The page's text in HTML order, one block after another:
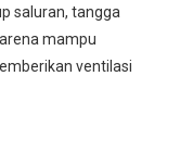
saluran, tangga
mampu
ventilasi